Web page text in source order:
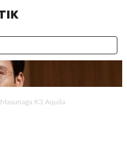
Masunaga K3 Aquila